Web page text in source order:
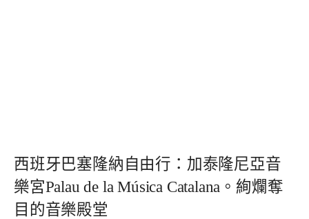
西班牙巴塞隆納自由行：加泰隆尼亞音
樂宮Palau de la Música Catalana。絢爛奪
目的音樂殿堂